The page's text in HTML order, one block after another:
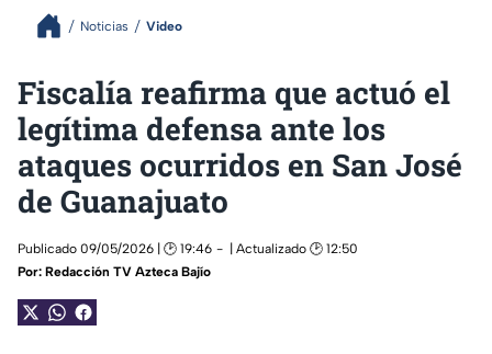
Noticias Video
Fiscalía reafirma que actuó el
legítima defensa ante los
ataques ocurridos en San José
de Guanajuato
Publicado 09/05/2026 | 🕑 19:46
| Actualizado 🕑 12:50
Por: Redacción TV Azteca Bajío